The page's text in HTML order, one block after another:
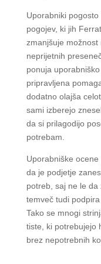
Uporabniki
pogojev, ki jih
zmanjšuje
neprijetnih
ponuja
pripravljena
dodatno olajša
sami izberejo
da si prilagodijo
potrebam.
Uporabniške
da je podjetje
potreb, saj ne le da
temveč tudi
Tako se mnogi
tiste, ki potrebujejo
brez nepotrebnih